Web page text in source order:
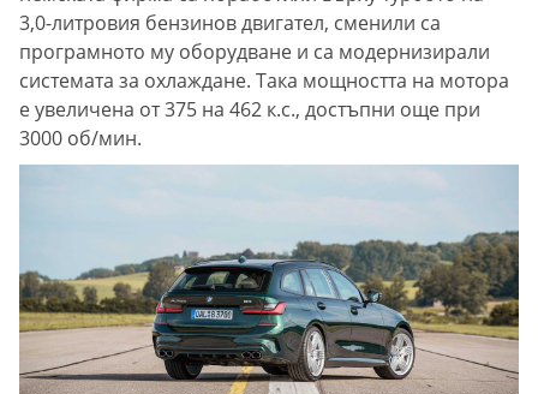
3,0-литровия бензинов двигател, сменили са
програмното му оборудване и са модернизирали
системата за охлаждане. Така мощността на мотора
е увеличена от 375 на 462 к.с., достъпни още при
3000 об/мин.